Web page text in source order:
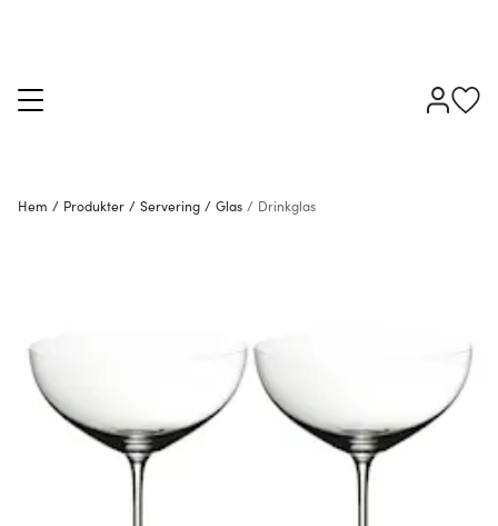
Hem / Produkter / Servering / Glas / Drinkglas